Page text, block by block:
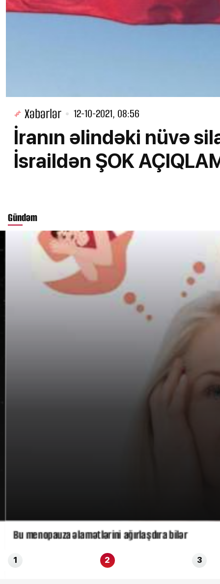
Xəbərlər 12-10-2021, 08:56
İranın əlindəki nüvə
İsraildən ŞOK
Gündəm
Bu menopauza əlamətlərini ağırlaşdıra bilər
1 2 3